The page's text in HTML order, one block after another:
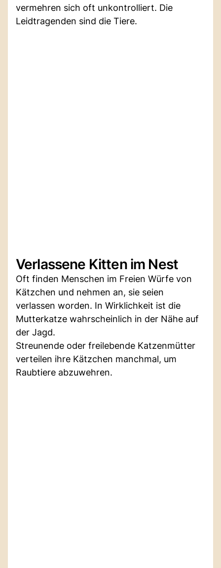
vermehren sich oft unkontrolliert. Die
Leidtragenden sind die Tiere.
Verlassene Kitten im Nest
Oft finden Menschen im Freien Würfe von
Kätzchen und nehmen an, sie seien
verlassen worden. In Wirklichkeit ist die
Mutterkatze wahrscheinlich in der Nähe auf
der Jagd.
Streunende oder freilebende Katzenmütter
verteilen ihre Kätzchen manchmal, um
Raubtiere abzuwehren.